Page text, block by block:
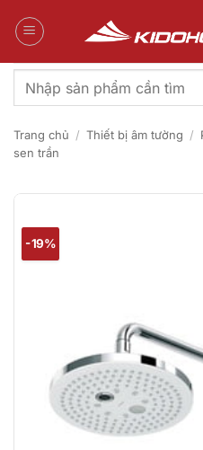
qua
Tìm
kiếm:
Trang chủ / Thiết bị âm tường /
sen trần
-19%